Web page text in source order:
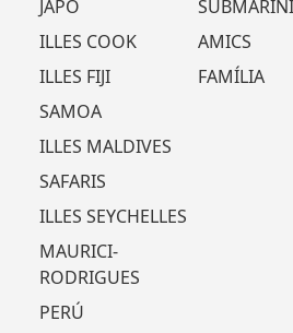
JAPÓ
ILLES COOK
ILLES FIJI
SAMOA
ILLES MALDIVES
SAFARIS
ILLES SEYCHELLES
MAURICI-
RODRIGUES
PERÚ
AMICS
FAMÍLIA